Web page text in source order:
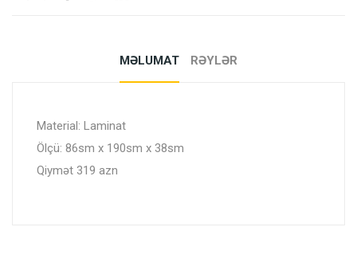
MƏLUMAT RƏYLƏR
Material: Laminat
Ölçü: 86sm x 190sm x 38sm
Qiymət 319 azn